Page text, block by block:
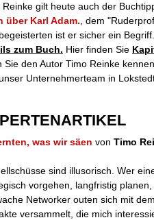
Reinke gilt heute auch der
über Karl Adam. , dem
ist er sicher ein
zum Buch. Hier finden Sie
Sie den Autor Timo Reinke
Unternehmerteam in
was wir säen von Timo
sind illusorisch. Wer
vorgehen, langfristig
Networker outen sich mit
versammelt, die mich